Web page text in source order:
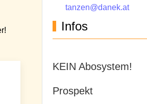
tanzen@danek.at
Infos
KEIN Abosystem!
Prospekt